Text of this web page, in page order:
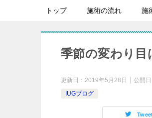
トップ 施術の流れ 施
季節の変わり目
更新日： 2019年5月28日 公開日
IUGブログ